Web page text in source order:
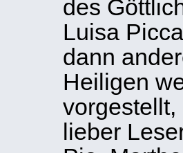
des
Luisa
dann
Heiligen
lieber